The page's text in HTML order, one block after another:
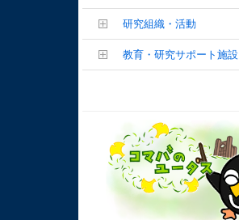
研究組織・活動
教育・研究サポート施設